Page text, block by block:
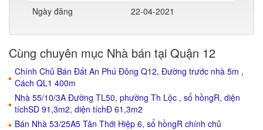
Ngày đăng
22-04-2021
Cùng chuyên mục Nhà bán tại Quận 12
Chính Chủ Bán Đất An Phú Đông Q12, Đường trước nhà 5m ,
Cách QL1 400m
Nhà 55/10/3A Đường TL50, phường Th Lộc , sổ hồngR, diện
tíchSD 91,3m2, diện tíchĐ 61,3m2
Bán Nhà 53/25A5 Tân Thới Hiệp 6, sổ hồngR chính chủ